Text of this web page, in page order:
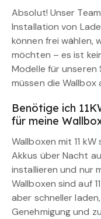
Absolut! Unser
Installation von
können frei wählen,
möchten – es ist
Modelle für unseren
müssen die Wallbox
Benötige ich
für meine
Wallboxen mit 11
Akkus über Nacht
installieren und nur
Wallboxen sind auf
aber schneller
Genehmigung und